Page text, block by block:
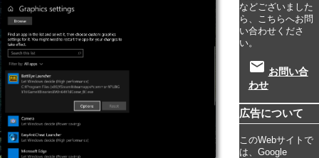
などございました
ら、こちらへお問
い合わせくださ
い。
email お問い合
わせ
広告について
このWebサイトで
は、Google